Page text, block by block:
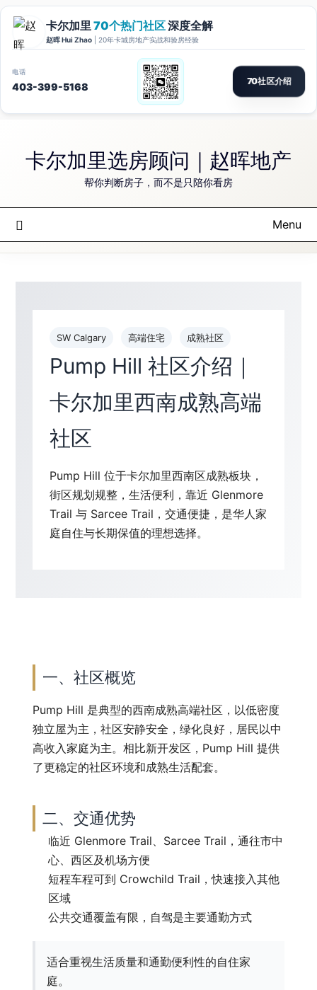
content卡尔加里选房顾问｜赵晖地产
帮你判断房子，而不是只陪你看房
Menu
SW Calgary 高端住宅 成熟社区
Pump Hill 社区介绍｜
卡尔加里西南成熟高端
社区
Pump Hill 位于卡尔加里西南区成熟板块，
街区规划规整，生活便利，靠近 Glenmore
Trail 与 Sarcee Trail，交通便捷，是华人家
庭自住与长期保值的理想选择。
一、社区概览
Pump Hill 是典型的西南成熟高端社区，以低密度
独立屋为主，社区安静安全，绿化良好，居民以中
高收入家庭为主。相比新开发区，Pump Hill 提供
了更稳定的社区环境和成熟生活配套。
二、交通优势
临近 Glenmore Trail、Sarcee Trail，通往市中
心、西区及机场方便
短程车程可到 Crowchild Trail，快速接入其他
区域
公共交通覆盖有限，自驾是主要通勤方式
适合重视生活质量和通勤便利性的自住家
庭。